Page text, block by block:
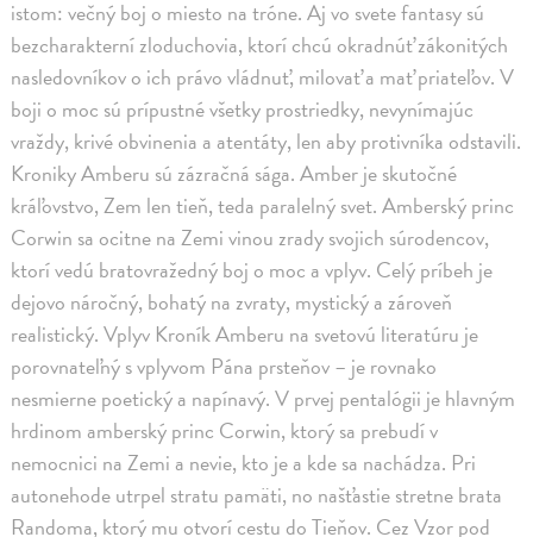
istom: večný boj o miesto na tróne. Aj vo svete fantasy sú
bezcharakterní zloduchovia, ktorí chcú okradnúť zákonitých
nasledovníkov o ich právo vládnuť, milovať a mať priateľov. V
boji o moc sú prípustné všetky prostriedky, nevynímajúc
vraždy, krivé obvinenia a atentáty, len aby protivníka odstavili.
Kroniky Amberu sú zázračná sága. Amber je skutočné
kráľovstvo, Zem len tieň, teda paralelný svet. Amberský princ
Corwin sa ocitne na Zemi vinou zrady svojich súrodencov,
ktorí vedú bratovražedný boj o moc a vplyv. Celý príbeh je
dejovo náročný, bohatý na zvraty, mystický a zároveň
realistický. Vplyv Kroník Amberu na svetovú literatúru je
porovnateľný s vplyvom Pána prsteňov – je rovnako
nesmierne poetický a napínavý. V prvej pentalógii je hlavným
hrdinom amberský princ Corwin, ktorý sa prebudí v
nemocnici na Zemi a nevie, kto je a kde sa nachádza. Pri
autonehode utrpel stratu pamäti, no našťastie stretne brata
Randoma, ktorý mu otvorí cestu do Tieňov. Cez Vzor pod